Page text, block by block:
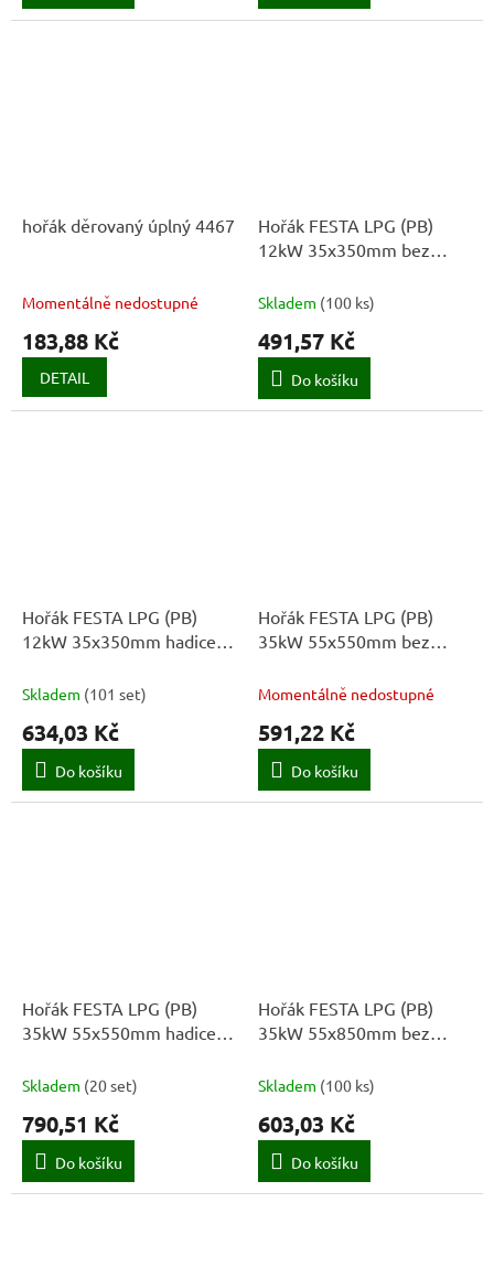
hořák děrovaný úplný 4467
Momentálně nedostupné
183,88 Kč
DETAIL
Hořák FESTA LPG (PB)
12kW 35x350mm bez
Skladem (100 ks)
491,57 Kč
Do košíku
Hořák FESTA LPG (PB)
12kW 35x350mm hadice
Skladem (101 set)
634,03 Kč
Do košíku
Hořák FESTA LPG (PB)
35kW 55x550mm bez
Momentálně nedostupné
591,22 Kč
Do košíku
Hořák FESTA LPG (PB)
35kW 55x550mm hadice
Skladem (20 set)
790,51 Kč
Do košíku
Hořák FESTA LPG (PB)
35kW 55x850mm bez
Skladem (100 ks)
603,03 Kč
Do košíku